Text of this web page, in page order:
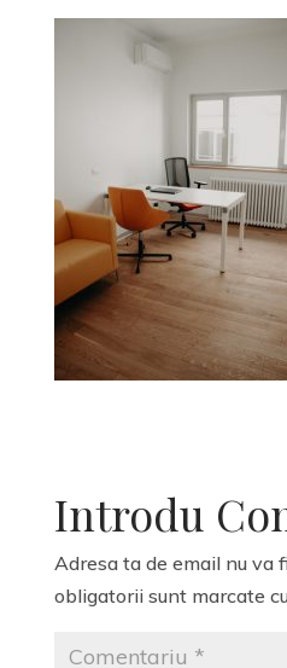
Introdu
Adresa ta de email nu va
obligatorii sunt marcate